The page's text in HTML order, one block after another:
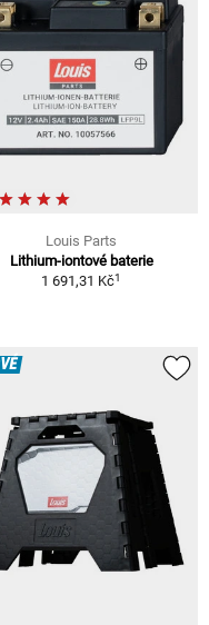
Louis Parts
Lithium-iontové baterie
1 691,31 Kč1